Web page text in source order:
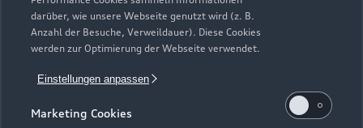
darüber, wie unsere Webseite genutzt wird (z. B.
Anzahl der Besuche, Verweildauer). Diese Cookies
werden zur Optimierung der Webseite verwendet.
Einstellungen anpassen
Marketing Cookies